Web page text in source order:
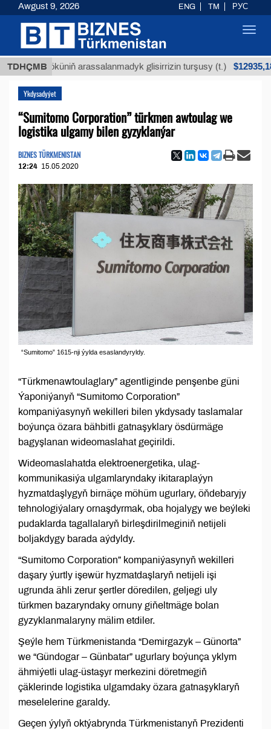
TDHÇMB
köküniň arassalanmadyk glisirrizin turşusy (t.) $12935,18
Ykdysadyýet
“Sumitomo Сorporation” türkmen awtoulag we
logistika ulgamy bilen gyzyklanýar
BIZNES TÜRKMENISTAN
12:24 15.05.2020
“Sumitomo” 1615-nji ýylda esaslandyryldy.
“Türkmenawtoulaglary” agentliginde penşenbe güni
Ýaponiýanyň “Sumitomo Сorporation”
kompaniýasynyň wekilleri bilen ykdysady taslamalar
boýunça özara bähbitli gatnaşyklary ösdürmäge
bagyşlanan wideomaslahat geçirildi.
Wideomaslahatda elektroenergetika, ulag-
kommunikasiýa ulgamlaryndaky ikitaraplaýyn
hyzmatdaşlygyň birnäçe möhüm ugurlary, öňdebaryjy
tehnologiýalary ornaşdyrmak, oba hojalygy we beýleki
pudaklarda tagallalaryň birleşdirilmeginiň netijeli
boljakdygy barada aýdyldy.
“Sumitomo Сorporation” kompaniýasynyň wekilleri
daşary ýurtly işewür hyzmatdaşlaryň netijeli işi
ugrunda ähli zerur şertler döredilen, geljegi uly
türkmen bazaryndaky ornuny giňeltmäge bolan
gyzyklanmalaryny mälim etdiler.
Şeýle hem Türkmenistanda “Demirgazyk – Günorta”
we “Gündogar – Günbatar” ugurlary boýunça yklym
ähmiýetli ulag-üstaşyr merkezini döretmegiň
çäklerinde logistika ulgamdaky özara gatnaşyklaryň
meselelerine garaldy.
Geçen ýylyň oktýabrynda Türkmenistanyň Prezidenti
Awgust 9, 2026 ENG TM РУС